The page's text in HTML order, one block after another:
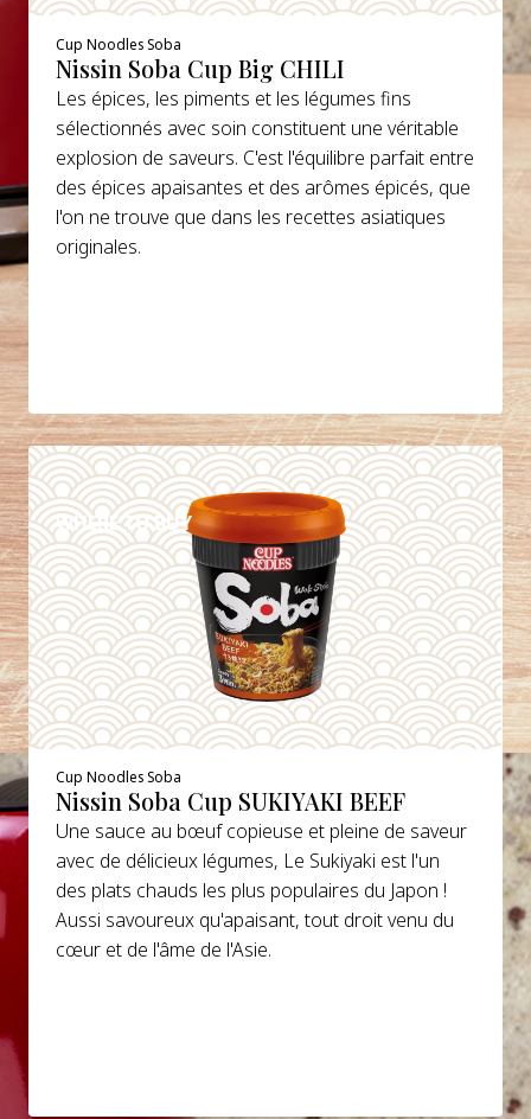
Cup Noodles Soba
Nissin Soba Cup Big CHILI
Les épices, les piments et les légumes fins
sélectionnés avec soin constituent une véritable
explosion de saveurs. C'est l'équilibre parfait entre
des épices apaisantes et des arômes épicés, que
l'on ne trouve que dans les recettes asiatiques
originales.
WHERE TO BUY
DETAILS
Cup Noodles Soba
Nissin Soba Cup SUKIYAKI BEEF
Une sauce au bœuf copieuse et pleine de saveur
avec de délicieux légumes, Le Sukiyaki est l'un
des plats chauds les plus populaires du Japon !
Aussi savoureux qu'apaisant, tout droit venu du
cœur et de l'âme de l'Asie.